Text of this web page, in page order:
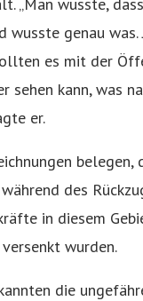
wusste genau
es mit der
sehen kann, was
er.
belegen,
des
in diesem
wurden.
die